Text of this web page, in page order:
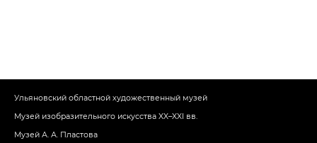
Ульяновский областной художественный музей
Музей изобразительного искусства XX–XXI вв.
Музей А. А. Пластова